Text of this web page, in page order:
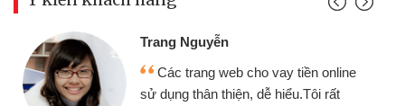
Trang Nguyễn
Các trang web cho vay tiền online
sử dụng thân thiện, dễ hiểu.Tôi rất